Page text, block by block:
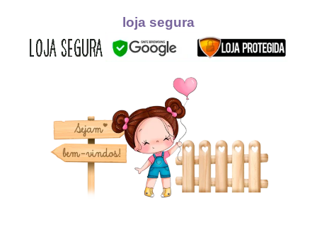
loja segura